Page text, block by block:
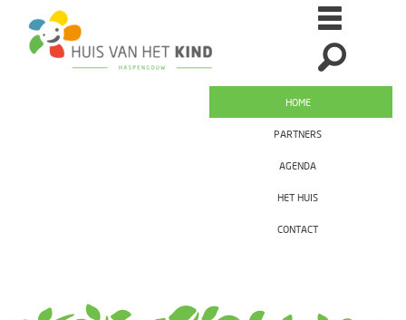
HOME
PARTNERS
AGENDA
HET HUIS
CONTACT